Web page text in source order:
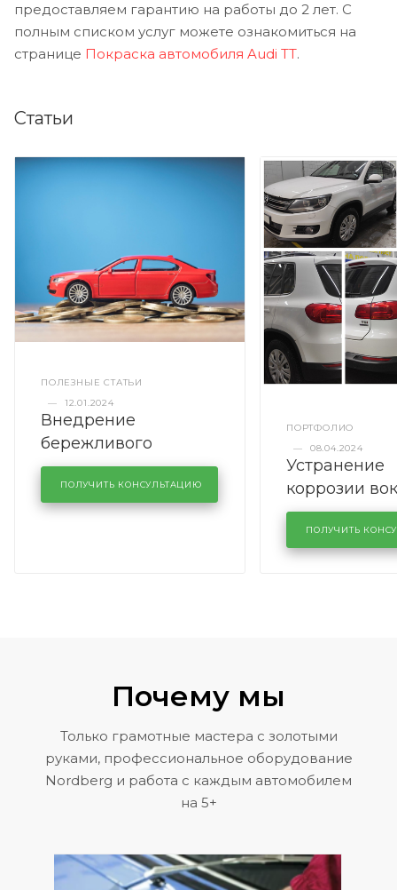
предоставляем гарантию на работы до 2 лет. С
полным списком услуг можете ознакомиться на
странице Покраска автомобиля Audi TT.
Статьи
ПОЛЕЗНЫЕ СТАТЬИ
—
12.01.2024
Внедрение
бережливого
производства в
кузовном сервисе
KUTUZOVV
ПОЛУЧИТЬ КОНСУЛЬТАЦИЮ
ПОРТФОЛИО
—
08.04.2024
Устранение
коррозии
лобового
районе
Volkswagen
ПОЛУЧИТЬ
Почему мы
Только грамотные мастера с золотыми
руками, профессиональное оборудование
Nordberg и работа с каждым автомобилем
на 5+